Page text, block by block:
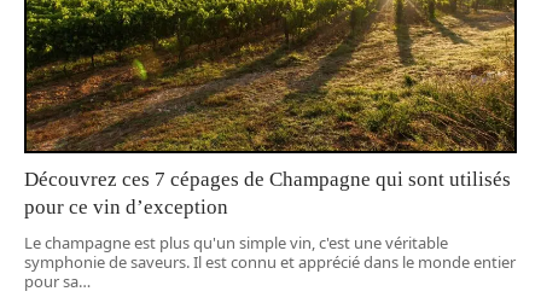
Découvrez ces 7 cépages de Champagne qui sont utilisés
pour ce vin d’exception
Le champagne est plus qu'un simple vin, c'est une véritable
symphonie de saveurs. Il est connu et apprécié dans le monde entier
pour sa…